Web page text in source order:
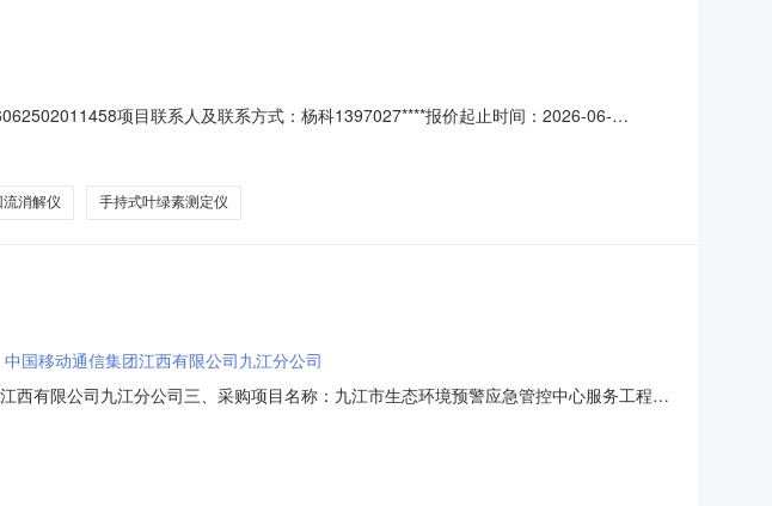
项目联系人及联系方式：杨科1397027****报价起止时间：2026-06-
20层，每层间距大于或等于30mm;1台20000.00-手
消解仪 手持式叶绿素测定仪
中国移动通信集团江西有限公司九江分公司
有限公司九江分公司三、采购项目名称：九江市生态环境预警应急管控中心服务工程项
：九江市生态环境预警应急管控中心联系人：赵淼联系电话：1518061**